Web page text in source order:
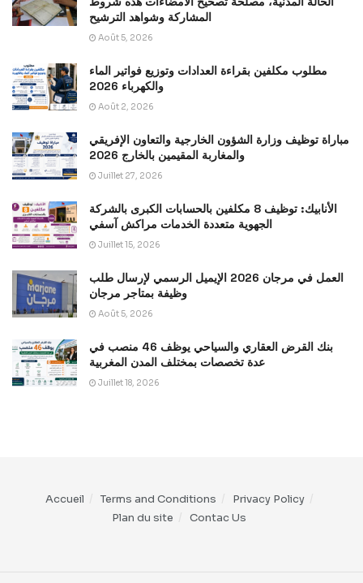
المشاركة وشواهد الترشيح
Août 5, 2026
مطلوب مكلفين بقراءة العدادات وتوزيع فواتير الماء
والكهرباء 2026
Août 2, 2026
مباراة توظيف وزارة الشؤون الخارجية والتعاون الإفريقي
والمغاربة المقيمين بالخارج 2026
Juillet 27, 2026
الأنابيك: توظيف 8 مكلفين بالحسابات الكبرى بالشركة
الجهوية متعددة الخدمات مراكش آسفي
Juillet 15, 2026
العمل في مرجان 2026 الإيميل الرسمي لإرسال طلب
وظيفة بمتاجر مرجان
Août 5, 2026
بنك القرض العقاري والسياحي يوظف 46 منصب في
عدة تخصصات بمختلف المدن المغربية
Juillet 18, 2026
Accueil Terms and Conditions
Privacy Policy
Plan du site
Contac Us